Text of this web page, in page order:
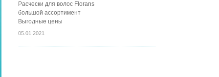
Расчески для волос Florans
большой ассортимент
Выгодные цены
05.01.2021